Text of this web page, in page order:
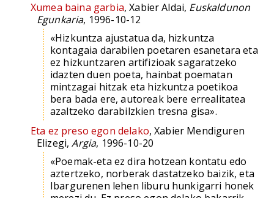
Xumea baina garbia, Xabier Aldai, Euskaldunon
Egunkaria, 1996-10-12
«Hizkuntza ajustatua da, hizkuntza
kontagaia darabilen poetaren esanetara eta
ez hizkuntzaren artifizioak sagaratzeko
idazten duen poeta, hainbat poematan
mintzagai hitzak eta hizkuntza poetikoa
bera bada ere, autoreak bere errealitatea
azaltzeko darabilzkien tresna gisa».
Eta ez preso egon delako, Xabier Mendiguren
Elizegi,Argia, 1996-10-20
«Poemak-eta ez dira hotzean kontatu edo
aztertzeko, norberak dastatzeko baizik, eta
Ibargurenen lehen liburu hunkigarri honek